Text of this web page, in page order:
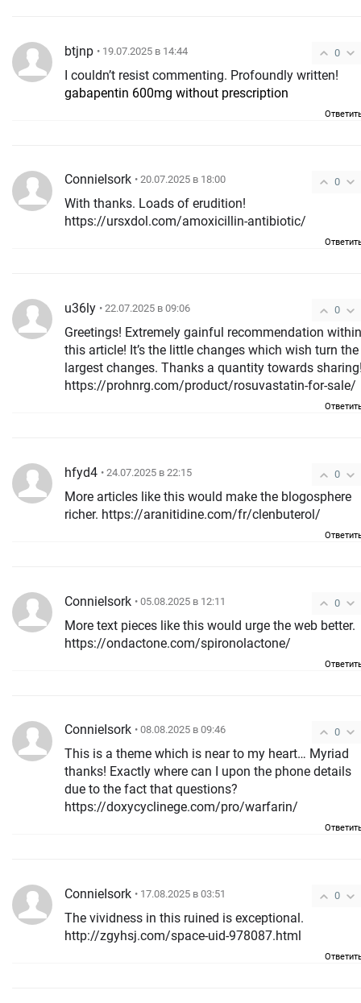
0
btjnp • 19.07.2025 в 14:44
I couldn’t resist commenting. Profoundly written!
gabapentin 600mg without prescription
0
ConnieIsork • 20.07.2025 в 18:00
With thanks. Loads of erudition!
https://ursxdol.com/amoxicillin-antibiotic/
0
u36ly • 22.07.2025 в 09:06
Greetings! Extremely gainful recommendation within
this article! It’s the little changes which wish turn the
largest changes. Thanks a quantity towards
https://prohnrg.com/product/rosuvastatin-for-sale/
0
hfyd4 • 24.07.2025 в 22:15
More articles like this would make the blogosphere
richer. https://aranitidine.com/fr/clenbuterol/
0
ConnieIsork • 05.08.2025 в 12:11
More text pieces like this would urge the web better.
https://ondactone.com/spironolactone/
0
ConnieIsork • 08.08.2025 в 09:46
This is a theme which is near to my heart… Myriad
thanks! Exactly where can I upon the phone details
due to the fact that questions?
https://doxycyclinege.com/pro/warfarin/
0
ConnieIsork • 17.08.2025 в 03:51
The vividness in this ruined is exceptional.
http://zgyhsj.com/space-uid-978087.html